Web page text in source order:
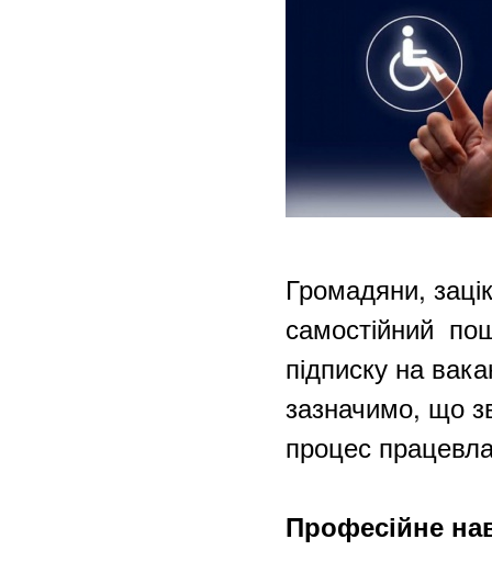
Громадяни,
самостійний
підписку на
зазначимо, що
процес
Професійне